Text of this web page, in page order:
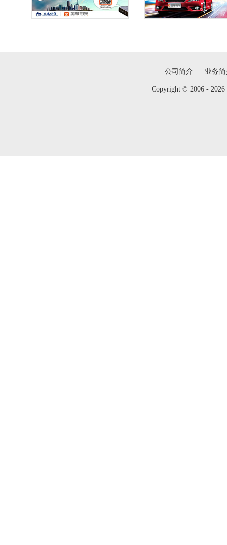
公司简介 业务
Copyright © 2006 -